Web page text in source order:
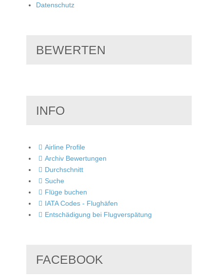
Datenschutz
BEWERTEN
INFO
Airline Profile
Archiv Bewertungen
Durchschnitt
Suche
Flüge buchen
IATA Codes - Flughäfen
Entschädigung bei Flugverspätung
FACEBOOK